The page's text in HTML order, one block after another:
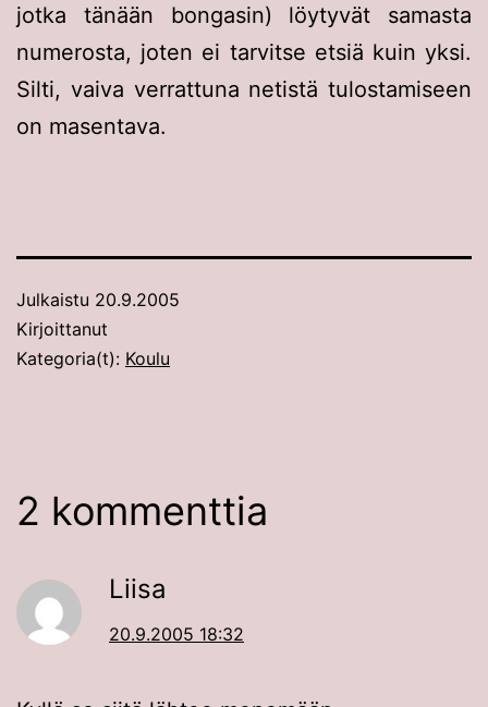
jotka tänään bongasin) löytyvät samasta
numerosta, joten ei tarvitse etsiä kuin yksi.
Silti, vaiva verrattuna netistä tulostamiseen
on masentava.
Julkaistu 20.9.2005
Kirjoittanut
Kategoria(t): Koulu
2 kommenttia
Liisa
20.9.2005 18:32